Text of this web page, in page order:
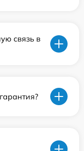
связь в